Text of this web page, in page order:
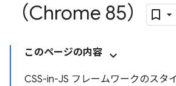
（Chrome 85）
このページの内容
CSS-in-JS フレームワークのスタ